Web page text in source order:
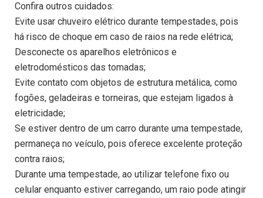
Confira outros cuidados:
Evite usar chuveiro elétrico durante tempestades, pois
há risco de choque em caso de raios na rede elétrica;
Desconecte os aparelhos eletrônicos e
eletrodomésticos das tomadas;
Evite contato com objetos de estrutura metálica, como
fogões, geladeiras e torneiras, que estejam ligados à
eletricidade;
Se estiver dentro de um carro durante uma tempestade,
permaneça no veículo, pois oferece excelente proteção
contra raios;
Durante uma tempestade, ao utilizar telefone fixo ou
celular enquanto estiver carregando, um raio pode atingir